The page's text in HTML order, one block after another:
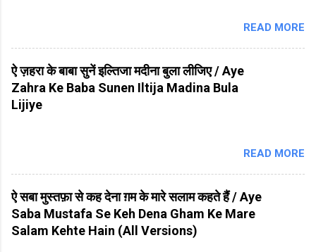
READ MORE
ऐ ज़हरा के बाबा सुनें इल्तिजा मदीना बुला लीजिए / Aye
Zahra Ke Baba Sunen Iltija Madina Bula
Lijiye
READ MORE
ऐ सबा मुस्तफ़ा से कह देना ग़म के मारे सलाम कहते हैं / Aye
Saba Mustafa Se Keh Dena Gham Ke Mare
Salam Kehte Hain (All Versions)